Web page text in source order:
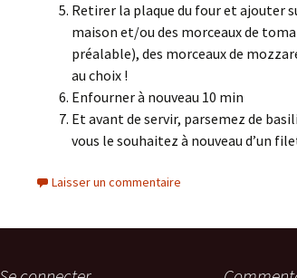
Retirer la plaque du four et ajouter
maison et/ou des morceaux de
préalable), des morceaux de
au choix !
Enfourner à nouveau 10 min
Et avant de servir, parsemez de
vous le souhaitez à nouveau d’un
Laisser un commentaire